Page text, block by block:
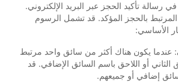
رسالة تأكيد الحجز عبر البريد الإلكتروني.
المرتبط بالحجز المؤكد. قد تشمل الرسوم
الأساسي:
: عندما يكون هناك أكثر من سائق واحد مرتبط
الثاني أو اللاحق باسم السائق الإضافي. قد
إضافي أو جميعهم.